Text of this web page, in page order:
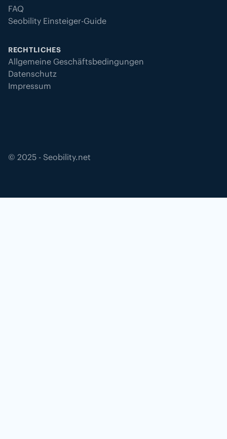
FAQ
Seobility Einsteiger-Guide
RECHTLICHES
Allgemeine Geschäftsbedingungen
Datenschutz
Impressum
© 2025 - Seobility.net